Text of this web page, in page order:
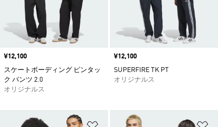
価格
¥12,100
スケートボーディング ピンタッ
ク パンツ 2.0
オリジナルス
価格
¥12,100
SUPERFIRE TK PT
オリジナルス
ほしいものリストに追加